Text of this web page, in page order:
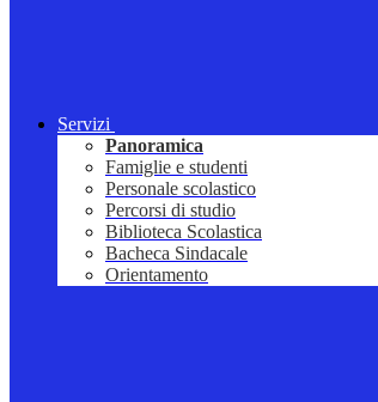
Servizi
Panoramica
Famiglie e studenti
Personale scolastico
Percorsi di studio
Biblioteca Scolastica
Bacheca Sindacale
Orientamento